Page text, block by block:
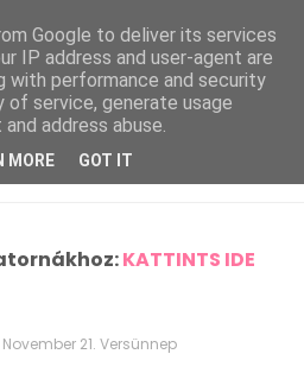
KATTINTS IDE
November 21. Versünnep
Google to deliver its services
IP address and user-agent are
with performance and security
service, generate usage
address abuse.
MORE GOT IT